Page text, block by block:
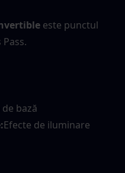
este punctul
bază
Efecte de iluminare